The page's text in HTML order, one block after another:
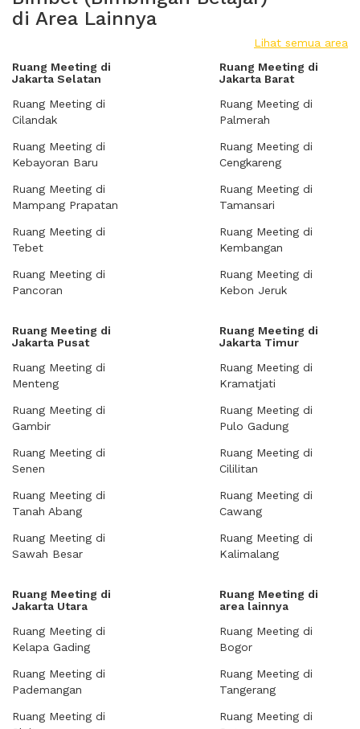
di Area Lainnya
Lihat semua area
Ruang Meeting di
Jakarta Selatan
Ruang Meeting di
Cilandak
Ruang Meeting di
Kebayoran Baru
Ruang Meeting di
Mampang Prapatan
Ruang Meeting di
Tebet
Ruang Meeting di
Pancoran
Ruang Meeting di
Jakarta Barat
Ruang Meeting di
Palmerah
Ruang Meeting di
Cengkareng
Ruang Meeting di
Tamansari
Ruang Meeting di
Kembangan
Ruang Meeting di
Kebon Jeruk
Ruang Meeting di
Jakarta Pusat
Ruang Meeting di
Menteng
Ruang Meeting di
Gambir
Ruang Meeting di
Senen
Ruang Meeting di
Tanah Abang
Ruang Meeting di
Sawah Besar
Ruang Meeting di
Jakarta Timur
Ruang Meeting di
Kramatjati
Ruang Meeting di
Pulo Gadung
Ruang Meeting di
Cililitan
Ruang Meeting di
Cawang
Ruang Meeting di
Kalimalang
Ruang Meeting di
Jakarta Utara
Ruang Meeting di
Kelapa Gading
Ruang Meeting di
Pademangan
Ruang Meeting di
Ruang Meeting di
area lainnya
Ruang Meeting di
Bogor
Ruang Meeting di
Tangerang
Ruang Meeting di